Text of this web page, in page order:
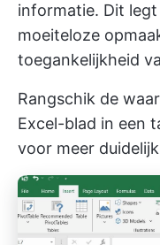
informatie. Dit
moeiteloze
toegankelijkheid
Rangschik de
Excel-blad in een
voor meer